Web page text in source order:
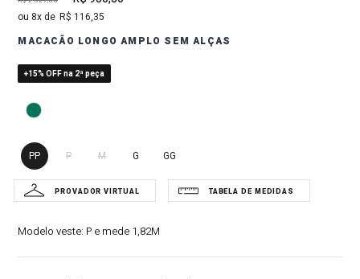
8 R$ 116,35
MACACÃO LONGO AMPLO SEM ALÇAS
+15% OFF na 2ª peça
PP P M G GG
Modelo veste: P e mede 1,82M